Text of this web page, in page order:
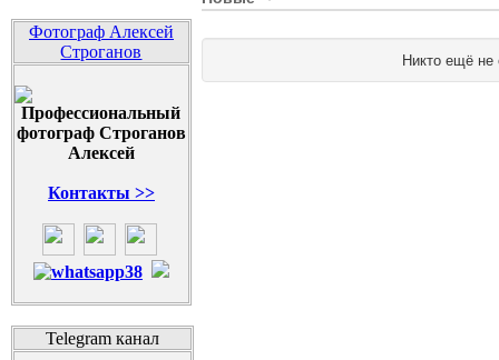
Фотограф Алексей
Строганов
Контакты >>
Telegram канал
Никто ещё не